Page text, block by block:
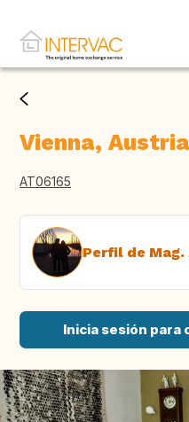
Vienna, Austria
AT06165
Perfil de Mag.
Inicia sesión para